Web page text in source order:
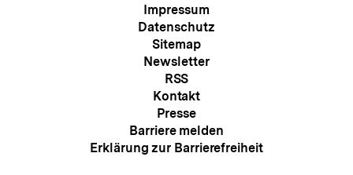
Meta-
Navigation
Impressum
Datenschutz
Sitemap
Newsletter
RSS
Kontakt
Presse
Barriere melden
Erklärung zur Barrierefreiheit